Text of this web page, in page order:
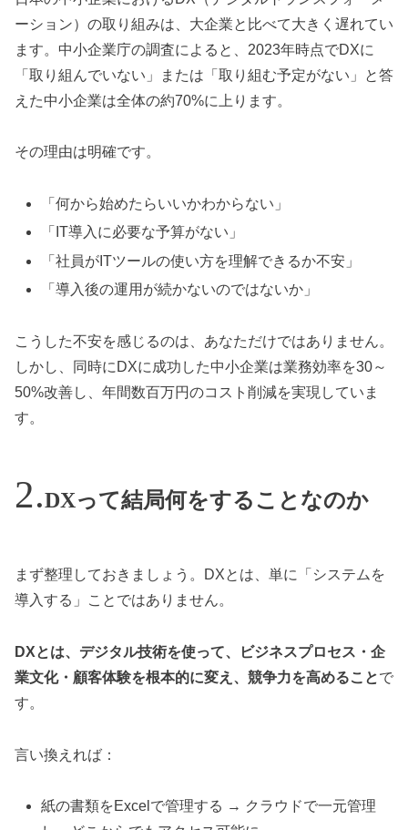
ーション）の取り組みは、大企業と比べて大きく遅れてい
ます。中小企業庁の調査によると、2023年時点でDXに
「取り組んでいない」または「取り組む予定がない」と答
えた中小企業は全体の約70%に上ります。
その理由は明確です。
「何から始めたらいいかわからない」
「IT導入に必要な予算がない」
「社員がITツールの使い方を理解できるか不安」
「導入後の運用が続かないのではないか」
こうした不安を感じるのは、あなただけではありません。
しかし、同時にDXに成功した中小企業は業務効率を30～
50%改善し、年間数百万円のコスト削減を実現していま
す。
DXって結局何をすることなのか
まず整理しておきましょう。DXとは、単に「システムを
導入する」ことではありません。
DXとは、デジタル技術を使って、ビジネスプロセス・企
業文化・顧客体験を根本的に変え、競争力を高めることで
す。
言い換えれば：
紙の書類をExcelで管理する → クラウドで一元管理